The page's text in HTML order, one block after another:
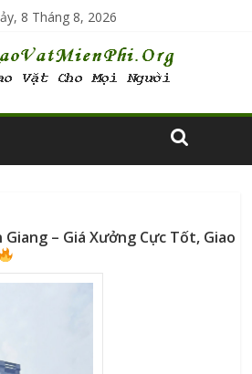
8 Tháng 8, 2026
– Giá Xưởng Cực Tốt, Giao